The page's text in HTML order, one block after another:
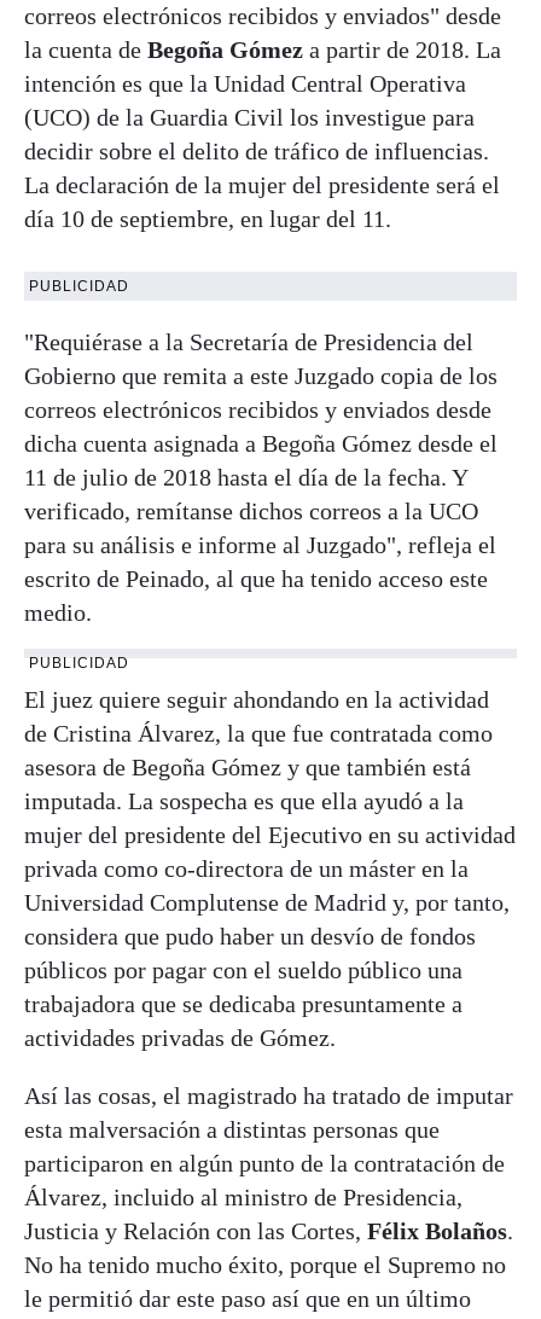
correos electrónicos recibidos y enviados" desde
la cuenta de Begoña Gómez a partir de 2018. La
intención es que la Unidad Central Operativa
(UCO) de la Guardia Civil los investigue para
decidir sobre el delito de tráfico de influencias.
La declaración de la mujer del presidente será el
día 10 de septiembre, en lugar del 11.
PUBLICIDAD
"Requiérase a la Secretaría de Presidencia del
Gobierno que remita a este Juzgado copia de los
correos electrónicos recibidos y enviados desde
dicha cuenta asignada a Begoña Gómez desde el
11 de julio de 2018 hasta el día de la fecha. Y
verificado, remítanse dichos correos a la UCO
para su análisis e informe al Juzgado", refleja el
escrito de Peinado, al que ha tenido acceso este
medio.
PUBLICIDAD
El juez quiere seguir ahondando en la actividad
de Cristina Álvarez, la que fue contratada como
asesora de Begoña Gómez y que también está
imputada. La sospecha es que ella ayudó a la
mujer del presidente del Ejecutivo en su actividad
privada como co-directora de un máster en la
Universidad Complutense de Madrid y, por tanto,
considera que pudo haber un desvío de fondos
públicos por pagar con el sueldo público una
trabajadora que se dedicaba presuntamente a
actividades privadas de Gómez.
Así las cosas, el magistrado ha tratado de imputar
esta malversación a distintas personas que
participaron en algún punto de la contratación de
Álvarez, incluido al ministro de Presidencia,
Justicia y Relación con las Cortes, Félix Bolaños.
No ha tenido mucho éxito, porque el Supremo no
le permitió dar este paso así que en un último